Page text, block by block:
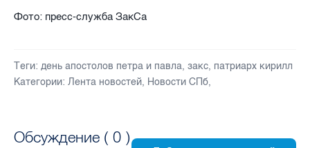
Фото: пресс-служба ЗакСа
Теги: день апостолов петра и павла, закс, патриарх кирилл
Категории: Лента новостей, Новости СПб,
Обсуждение ( 0 )